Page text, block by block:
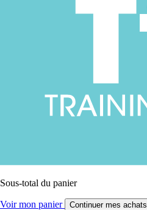
Sous-total du panier
Voir mon panier Continuer mes achats